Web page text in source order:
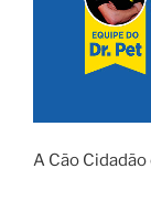
A Cão Cidadão